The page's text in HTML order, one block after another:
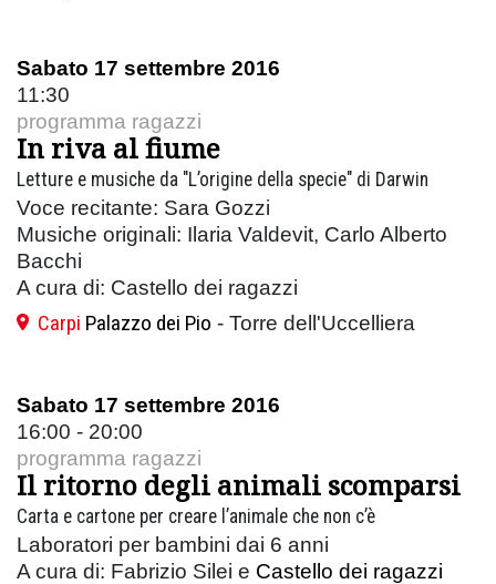
Sabato 17 settembre 2016
11:30
programma ragazzi
In riva al fiume
Letture e musiche da "L’origine della specie" di Darwin
Voce recitante: Sara Gozzi
Musiche originali: Ilaria Valdevit, Carlo Alberto
Bacchi
A cura di: Castello dei ragazzi
Carpi Palazzo dei Pio - Torre dell'Uccelliera
Sabato 17 settembre 2016
16:00 - 20:00
programma ragazzi
Il ritorno degli animali scomparsi
Carta e cartone per creare l’animale che non c’è
Laboratori per bambini dai 6 anni
A cura di: Fabrizio Silei e Castello dei ragazzi